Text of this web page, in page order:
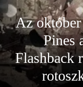
Az
Pines
Flashback